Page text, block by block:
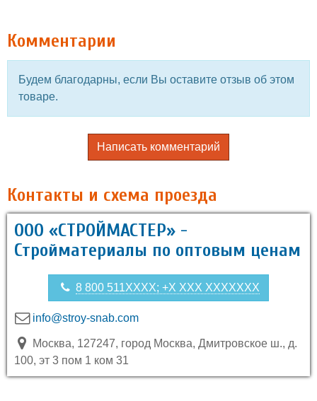
Комментарии
Будем благодарны, если Вы оставите отзыв об этом
товаре.
Написать комментарий
Контакты и схема проезда
ООО «СТРОЙМАСТЕР» -
Стройматериалы по оптовым ценам
8 800 511XXXX; +X XXX XXXXXXX
info@stroy-snab.com
Москва, 127247, город Москва, Дмитровское ш., д.
100, эт 3 пом 1 ком 31